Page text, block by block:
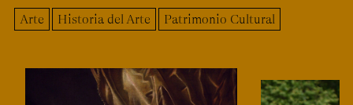
Dirección
Teléfono
Arte e
Historia
del Arte
Literatura y
Narrativas Digitales
Ext.
2504
Arte Historia del Arte Patrimonio Cultural